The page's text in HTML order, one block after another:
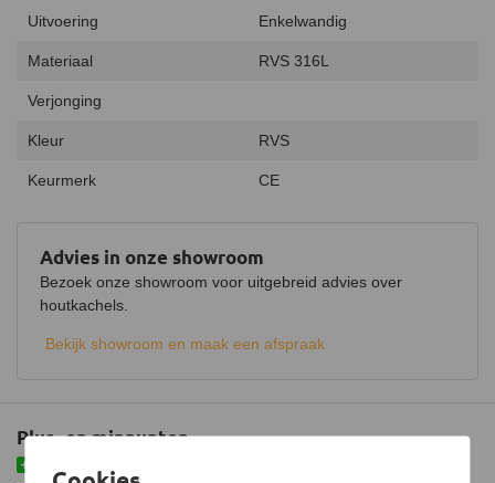
Plus- en minpunten
Advies in onze showroom
Bezoek onze showroom voor uitgebreid advies over
houtkachels.
Bekijk showroom en maak een afspraak
Uitvoering Enkelwandig
Materiaal RVS 316L
Verjonging
Kleur RVS
Keurmerk CE